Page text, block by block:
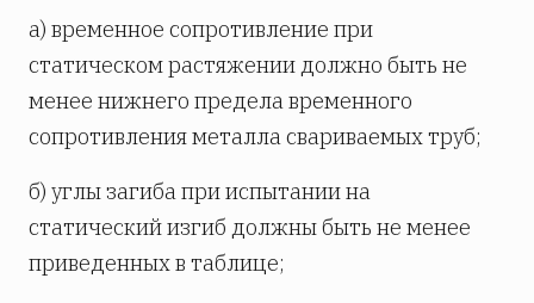
а) временное сопротивление при
статическом растяжении должно быть не
менее нижнего предела временного
сопротивления металла свариваемых труб;
б) углы загиба при испытании на
статический изгиб должны быть не менее
приведенных в таблице;